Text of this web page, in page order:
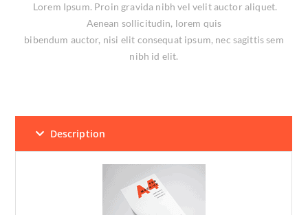
Lorem Ipsum. Proin gravida nibh vel velit auctor aliquet.
Aenean sollicitudin, lorem quis
bibendum auctor, nisi elit consequat ipsum, nec sagittis sem
nibh id elit.
Description